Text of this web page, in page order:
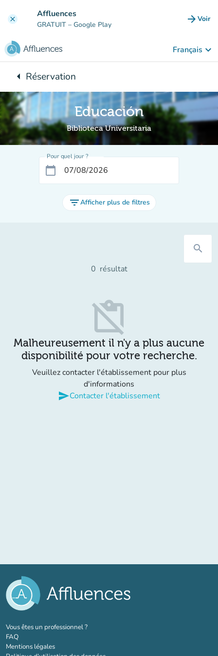
clear Affluences
GRATUIT – Google Play arrow_forward Voir
Français keyboard_arrow_down
arrow_leftRetour à :
Réservation
Educación
Biblioteca Universitaria
Pour quel jour ?
calendar_today
filter_listAfficher plus de filtres
search
0 résultat
content_paste_off
Malheureusement il n'y a plus aucune
disponibilité pour votre recherche.
Veuillez contacter l'établissement pour plus
d'informations
sendContacter l'établissement
Vous êtes un professionnel ?(nouvel onglet)
FAQ
Mentions légales